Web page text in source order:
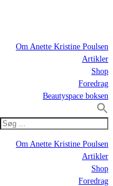
Om Anette Kristine Poulsen
Artikler
Shop
Foredrag
Beautyspace boksen
Om Anette Kristine Poulsen
Artikler
Shop
Foredrag